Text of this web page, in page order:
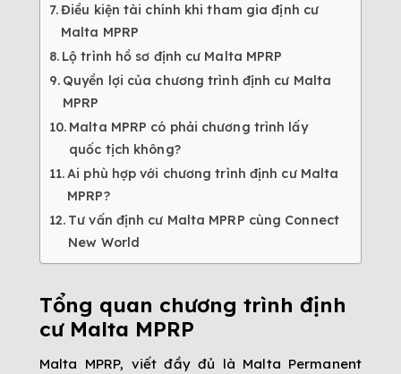
Điều kiện tài chính khi tham gia định cư
Malta MPRP
Lộ trình hồ sơ định cư Malta MPRP
Quyền lợi của chương trình định cư Malta
MPRP
Malta MPRP có phải chương trình lấy
quốc tịch không?
Ai phù hợp với chương trình định cư Malta
MPRP?
Tư vấn định cư Malta MPRP cùng Connect
New World
Tổng quan chương trình định
cư Malta MPRP
Malta MPRP, viết đầy đủ là Malta Permanent